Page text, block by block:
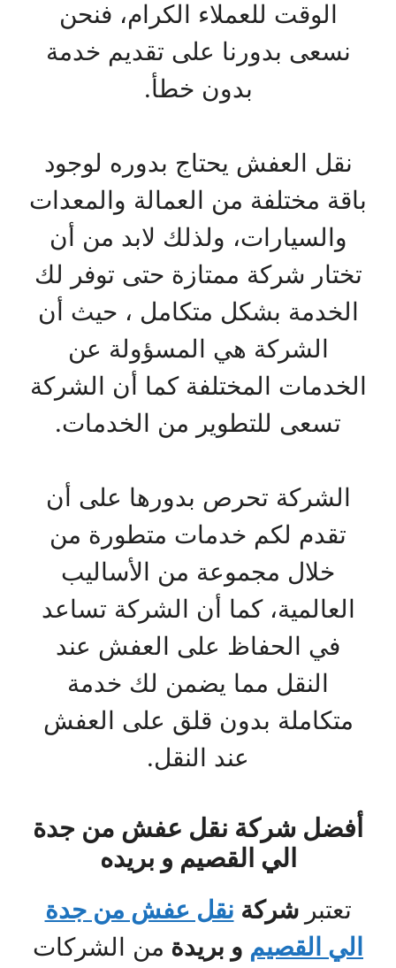
الوقت للعملاء الكرام، فنحن
نسعى بدورنا على تقديم خدمة
بدون خطأ.
نقل العفش يحتاج بدوره لوجود
باقة مختلفة من العمالة والمعدات
والسيارات، ولذلك لابد من أن
تختار شركة ممتازة حتى توفر لك
الخدمة بشكل متكامل ، حيث أن
الشركة هي المسؤولة عن
الخدمات المختلفة كما أن الشركة
تسعى للتطوير من الخدمات.
الشركة تحرص بدورها على أن
تقدم لكم خدمات متطورة من
خلال مجموعة من الأساليب
العالمية، كما أن الشركة تساعد
في الحفاظ على العفش عند
النقل مما يضمن لك خدمة
متكاملة بدون قلق على العفش
عند النقل.
أفضل شركة نقل عفش من جدة
الي القصيم و بريده
تعتبر شركة نقل عفش من جدة
الي القصيم و بريدة من الشركات